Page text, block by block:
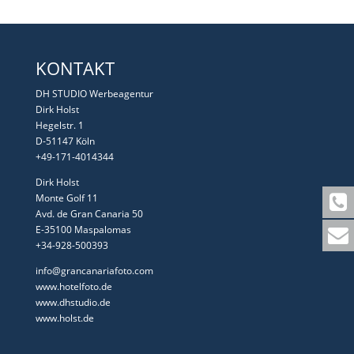
KONTAKT
DH STUDIO Werbeagentur
Dirk Holst
Hegelstr. 1
D-51147 Köln
+49-171-4014344
Dirk Holst
Monte Golf 11
Avd. de Gran Canaria 50
E-35100 Maspalomas
+34-928-500393
info@grancanariafoto.com
www.hotelfoto.de
www.dhstudio.de
www.holst.de